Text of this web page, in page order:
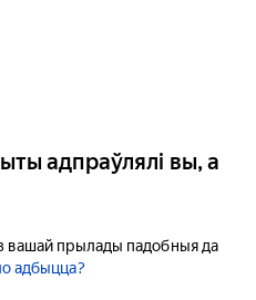
адпраўлялі вы, а
вашай прылады падобныя да
адбыцца?